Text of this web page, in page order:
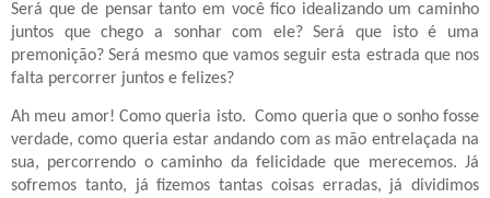
Será que de pensar tanto em você fico idealizando um caminho
juntos que chego a sonhar com ele? Será que isto é uma
premonição? Será mesmo que vamos seguir esta estrada que nos
falta percorrer juntos e felizes?
Ah meu amor! Como queria isto. Como queria que o sonho fosse
verdade, como queria estar andando com as mão entrelaçada na
sua, percorrendo o caminho da felicidade que merecemos. Já
sofremos tanto, já fizemos tantas coisas erradas, já dividimos